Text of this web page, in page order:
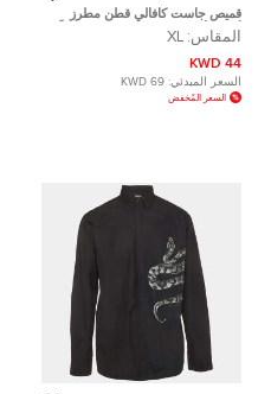
قميص جاست كافالي قطن مطرز
أسود بأكمام طويلة مقاس كبير جداً
(اكس لارج)
المقاس: XL
44 KWD
السعر المبدئي: 69 KWD
السعر المُخفض